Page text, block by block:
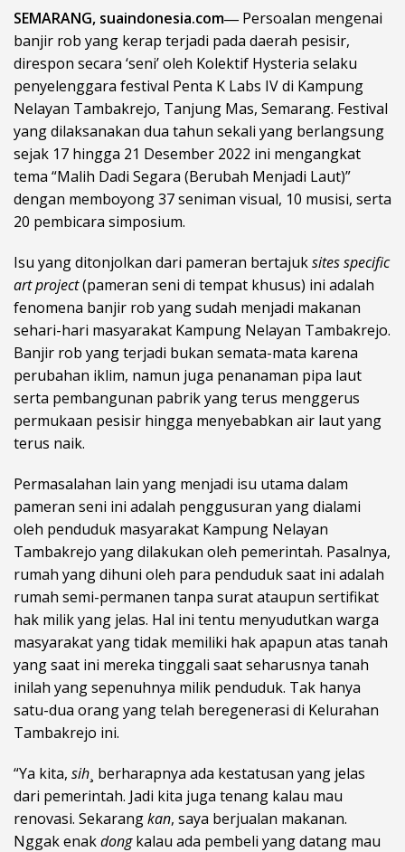
SEMARANG, suaindonesia.com―Persoalan mengenai
banjir rob yang kerap terjadi pada daerah pesisir,
direspon secara ‘seni’ oleh Kolektif Hysteria selaku
penyelenggara festival Penta K Labs IV di Kampung
Nelayan Tambakrejo, Tanjung Mas, Semarang. Festival
yang dilaksanakan dua tahun sekali yang berlangsung
sejak 17 hingga 21 Desember 2022 ini mengangkat
tema “Malih Dadi Segara (Berubah Menjadi Laut)”
dengan memboyong 37 seniman visual, 10 musisi, serta
20 pembicara simposium.
Isu yang ditonjolkan dari pameran bertajuksites specific
art project(pameran seni di tempat khusus) ini adalah
fenomena banjir rob yang sudah menjadi makanan
sehari-hari masyarakat Kampung Nelayan Tambakrejo.
Banjir rob yang terjadi bukan semata-mata karena
perubahan iklim, namun juga penanaman pipa laut
serta pembangunan pabrik yang terus menggerus
permukaan pesisir hingga menyebabkan air laut yang
terus naik.
Permasalahan lain yang menjadi isu utama dalam
pameran seni ini adalah penggusuran yang dialami
oleh penduduk masyarakat Kampung Nelayan
Tambakrejo yang dilakukan oleh pemerintah. Pasalnya,
rumah yang dihuni oleh para penduduk saat ini adalah
rumah semi-permanen tanpa surat ataupun sertifikat
hak milik yang jelas. Hal ini tentu menyudutkan warga
masyarakat yang tidak memiliki hak apapun atas tanah
yang saat ini mereka tinggali saat seharusnya tanah
inilah yang sepenuhnya milik penduduk. Tak hanya
satu-dua orang yang telah beregenerasi di Kelurahan
Tambakrejo ini.
“Ya kita, sih ¸ berharapnya ada kestatusan yang jelas
dari pemerintah. Jadi kita juga tenang kalau mau
renovasi. Sekarangkan, saya berjualan makanan.
Nggak enakdongkalau ada pembeli yang datang mau